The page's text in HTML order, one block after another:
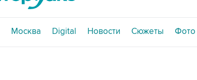
Москва Digital Новости Сюжеты Фото